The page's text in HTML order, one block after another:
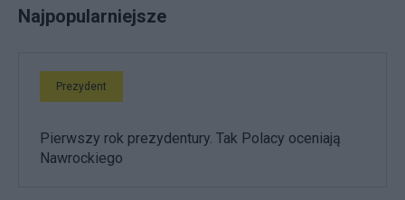
Najpopularniejsze
Prezydent
Pierwszy rok prezydentury. Tak Polacy oceniają
Nawrockiego